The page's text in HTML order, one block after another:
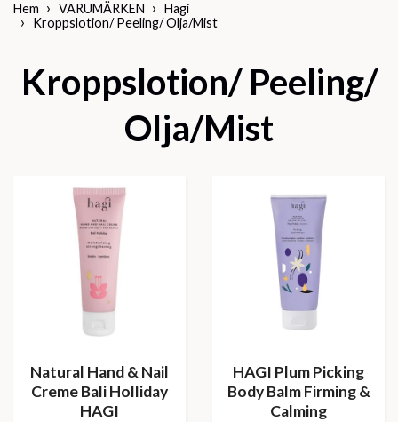
Hem VARUMÄRKEN
Hagi
Kroppslotion/ Peeling/ Olja/Mist
Kroppslotion/ Peeling/
Olja/Mist
Natural Hand & Nail
Creme Bali Holliday
HAGI
HAGI Plum Picking
Body Balm Firming &
Calming